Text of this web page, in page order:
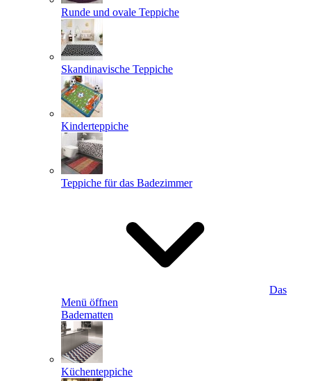
Runde und ovale Teppiche
Skandinavische Teppiche
Kinderteppiche
Teppiche für das Badezimmer
Das
Menü öffnen
Badematten
Küchenteppiche